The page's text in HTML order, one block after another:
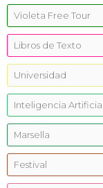
Violeta Free Tour
Libros de Texto
Universidad
Inteligencia Artificial
Marsella
Festival